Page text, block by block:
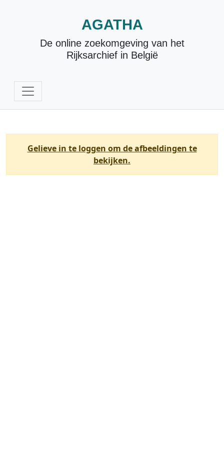
AGATHA
De online zoekomgeving van het
Rijksarchief in België
Gelieve in te loggen om de afbeeldingen te
bekijken.